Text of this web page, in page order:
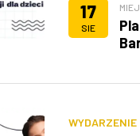
17
SIE
WYDARZENIE